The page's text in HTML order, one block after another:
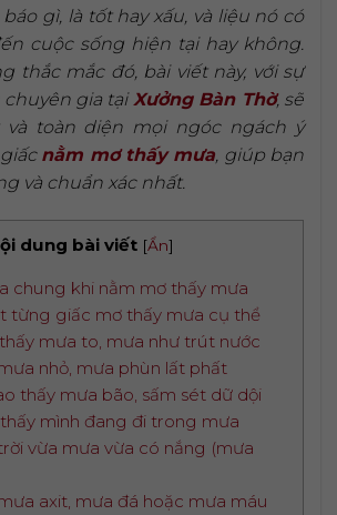
gì, là tốt hay xấu, và liệu nó có
cuộc sống hiện tại hay không.
thắc mắc đó, bài viết này, với sự
gia tại Xưởng Bàn Thờ, sẽ
toàn diện mọi ngóc ngách ý
nằm mơ thấy mưa , giúp bạn
và chuẩn xác nhất.
dung bài viết [Ẩn]
chung khi nằm mơ thấy mưa
từng giấc mơ thấy mưa cụ thể
mưa to, mưa như trút nước
nhỏ, mưa phùn lất phất
thấy mưa bão, sấm sét dữ dội
mình đang đi trong mưa
vừa mưa vừa có nắng (mưa
axit, mưa đá hoặc mưa máu